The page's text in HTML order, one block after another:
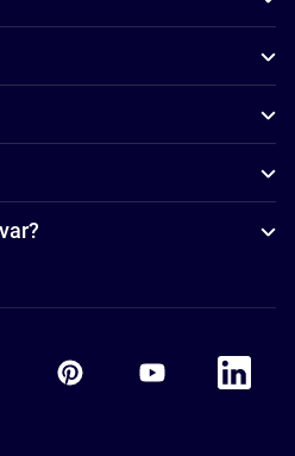
TwitterAccor PinterestAccor Youtube
Accor